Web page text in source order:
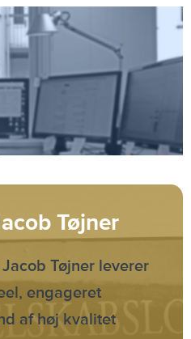
Tøjner
Tøjner leverer
engageret
af høj kvalitet